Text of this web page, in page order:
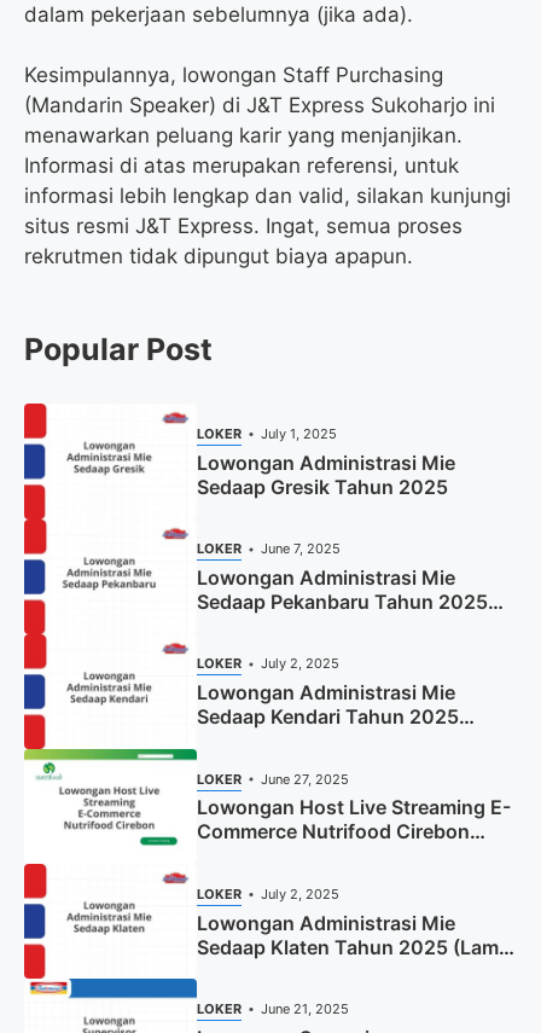
dalam pekerjaan sebelumnya (jika ada).
Kesimpulannya, lowongan Staff Purchasing
(Mandarin Speaker) di J&T Express Sukoharjo ini
menawarkan peluang karir yang menjanjikan.
Informasi di atas merupakan referensi, untuk
informasi lebih lengkap dan valid, silakan kunjungi
situs resmi J&T Express. Ingat, semua proses
rekrutmen tidak dipungut biaya apapun.
Popular Post
LOKER July 1, 2025
Lowongan Administrasi Mie
Sedaap Gresik Tahun 2025
LOKER June 7, 2025
Lowongan Administrasi Mie
Sedaap Pekanbaru Tahun 2025
LOKER July 2, 2025
Lowongan Administrasi Mie
Sedaap Kendari Tahun 2025
LOKER June 27, 2025
Lowongan Host Live Streaming E-
Commerce Nutrifood Cirebon
LOKER July 2, 2025
Lowongan Administrasi Mie
Sedaap Klaten Tahun 2025 (Lamar
LOKER June 21, 2025